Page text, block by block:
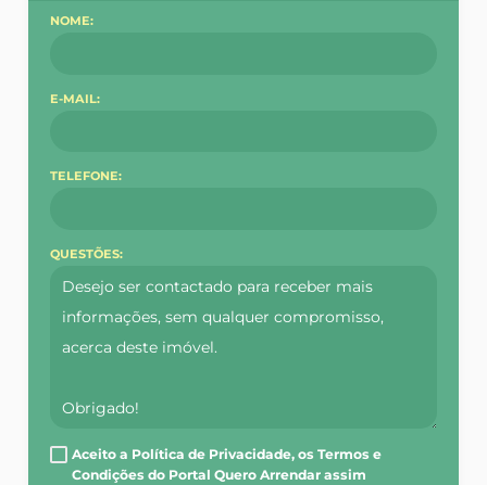
NOME:
E-MAIL:
TELEFONE:
QUESTÕES:
Aceito a Política de Privacidade, os Termos e
Condições do Portal Quero Arrendar assim